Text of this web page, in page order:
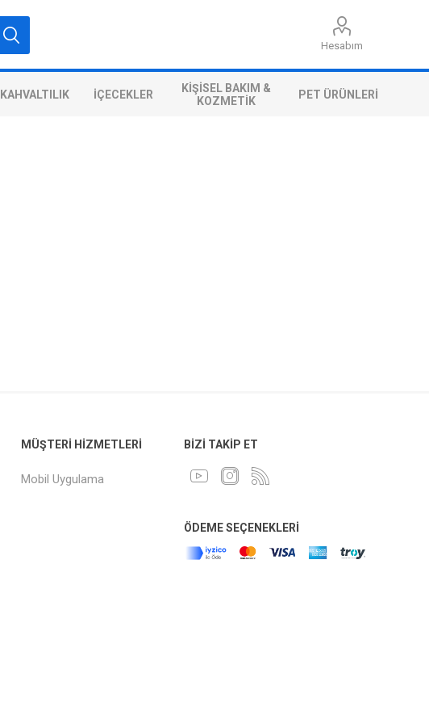
Hesabım
KAHVALTILIK İÇECEKLER
KIŞISEL BAKIM &
KOZMETIK
PET ÜRÜNLERI
MÜŞTERI HIZMETLERI
Mobil Uygulama
BIZI TAKIP ET
ÖDEME SEÇENEKLERI